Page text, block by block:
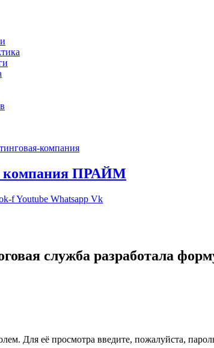
компания ПРАЙМ
fYoutube Whatsapp Vk
служба разработала
Для её просмотра введите, пожалуйста,